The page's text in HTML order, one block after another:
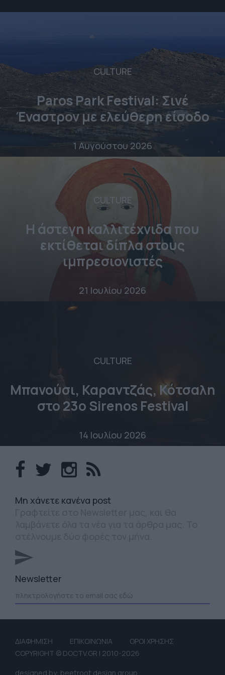
CULTURE
Paros Park Festival: Σινέ
Έναστρον με ελεύθερη είσοδο
1 Αυγούστου 2026
CULTURE
Η άστεγη καλλιτέχνιδα που
εκτίθεται δίπλα στους
ιμπρεσιονιστές
21 Ιουλίου 2026
CULTURE
Μπανούσι, Καραντζάς, Κότσαλη
στο 23o Sirenos Festival
14 Ιουλίου 2026
Mη χάνετε κανένα post
Newsletter
ΔΙΑΦΗΜΙΣΗ ΕΠΙΚΟΙΝΩΝΙΑ
ΟΡΟΙ ΧΡΗΣΗΣ
COPYRIGHT © DOCTV.GR | 2010-2026
designed by: beetroot design group